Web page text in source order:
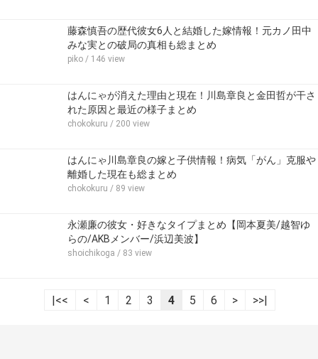
藤森慎吾の歴代彼女6人と結婚した嫁情報！元カノ田中
みな実との破局の真相も総まとめ
piko / 146 view
はんにゃが消えた理由と現在！川島章良と金田哲が干さ
れた原因と最近の様子まとめ
chokokuru / 200 view
はんにゃ川島章良の嫁と子供情報！病気「がん」克服や
離婚した現在も総まとめ
chokokuru / 89 view
永瀬廉の彼女・好きなタイプまとめ【岡本夏美/越智ゆ
らの/AKBメンバー/浜辺美波】
shoichikoga / 83 view
|<< < 1 2 3 4 5 6 > >>|